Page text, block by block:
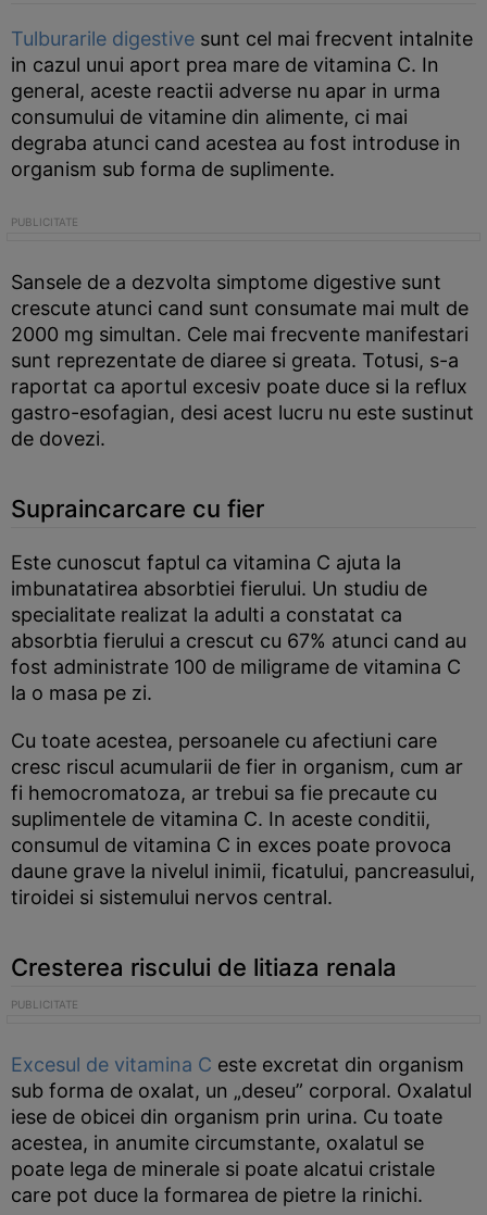
Tulburarile digestive sunt cel mai frecvent intalnite
in cazul unui aport prea mare de vitamina C. In
general, aceste reactii adverse nu apar in urma
consumului de vitamine din alimente, ci mai
degraba atunci cand acestea au fost introduse in
organism sub forma de suplimente.
Sansele de a dezvolta simptome digestive sunt
crescute atunci cand sunt consumate mai mult de
2000 mg simultan. Cele mai frecvente manifestari
sunt reprezentate de diaree si greata. Totusi, s-a
raportat ca aportul excesiv poate duce si la reflux
gastro-esofagian, desi acest lucru nu este sustinut
de dovezi.
Supraincarcare cu fier
Este cunoscut faptul ca vitamina C ajuta la
imbunatatirea absorbtiei fierului. Un studiu de
specialitate realizat la adulti a constatat ca
absorbtia fierului a crescut cu 67% atunci cand au
fost administrate 100 de miligrame de vitamina C
la o masa pe zi.
Cu toate acestea, persoanele cu afectiuni care
cresc riscul acumularii de fier in organism, cum ar
fi hemocromatoza, ar trebui sa fie precaute cu
suplimentele de vitamina C. In aceste conditii,
consumul de vitamina C in exces poate provoca
daune grave la nivelul inimii, ficatului, pancreasului,
tiroidei si sistemului nervos central.
Cresterea riscului de litiaza renala
Excesul de vitamina C este excretat din organism
sub forma de oxalat, un „deseu” corporal. Oxalatul
iese de obicei din organism prin urina. Cu toate
acestea, in anumite circumstante, oxalatul se
poate lega de minerale si poate alcatui cristale
care pot duce la formarea de pietre la rinichi.